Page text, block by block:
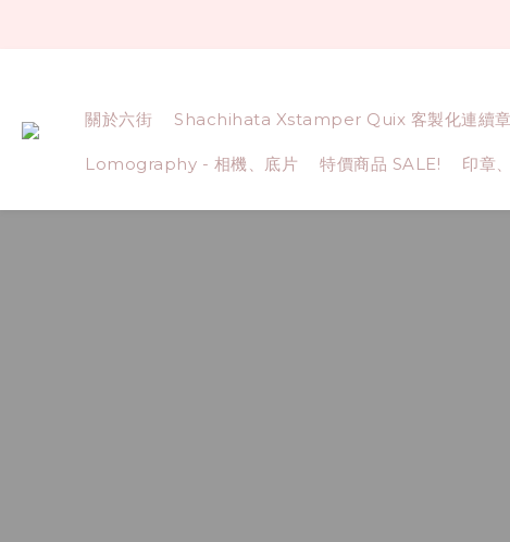
關於六街 Shachihata Xstamper Quix 客製化連續章
Lomography - 相機、底片 特價商品 SALE! 印章